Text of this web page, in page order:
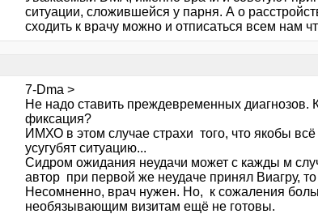
ситуации, сложившейся у парня. А о
сходить к врачу можно и отписаться всем нам
7-Dma >
Не надо ставить преждевременных
фиксация?
ИМХО в этом случае страхи того, что якобы всё
усугубят ситуацию...
Сидром ожидания неудачи может с кажды м
автор при первой же неудаче принял Виагру,
Несомненно, врач нужен. Но, к сожаления
необязывающим визитам ещё не готовы.